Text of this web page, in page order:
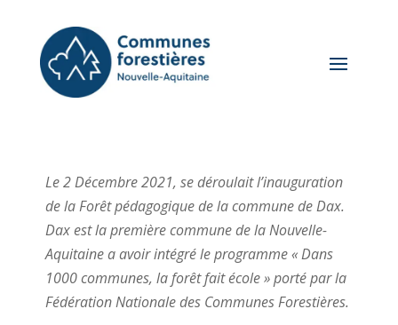
Le 2 Décembre 2021, se déroulait l’inauguration
de la Forêt pédagogique de la commune de Dax.
Dax est la première commune de la Nouvelle-
Aquitaine a avoir intégré le programme « Dans
1000 communes, la forêt fait école » porté par la
Fédération Nationale des Communes Forestières.